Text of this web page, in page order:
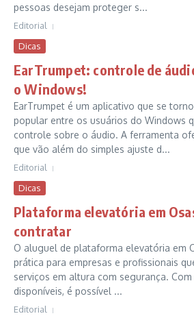
pessoas desejam proteger s...
Editorial
Dicas
EarTrumpet: controle de
o Windows!
EarTrumpet é um aplicativo que se
popular entre os usuários do Windows
controle sobre o áudio. A ferramenta
que vão além do simples ajuste d...
Editorial
Dicas
Plataforma elevatória em
contratar
O aluguel de plataforma elevatória em
prática para empresas e profissionais
serviços em altura com segurança.
disponíveis, é possível ...
Editorial